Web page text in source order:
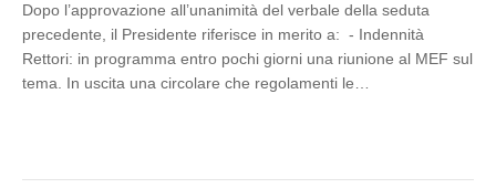
Dopo l’approvazione all’unanimità del verbale della seduta
precedente, il Presidente riferisce in merito a: - Indennità
Rettori: in programma entro pochi giorni una riunione al MEF sul
tema. In uscita una circolare che regolamenti le…